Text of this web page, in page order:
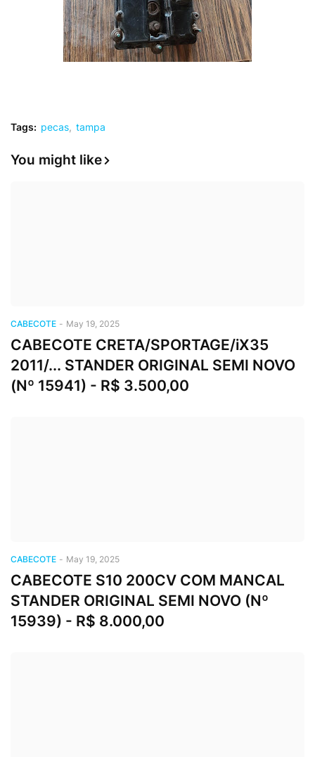
Tags: pecas tampa
You might like
CABECOTE - May 19, 2025
CABECOTE CRETA/SPORTAGE/iX35
2011/... STANDER ORIGINAL SEMI NOVO
(Nº 15941) - R$ 3.500,00
CABECOTE - May 19, 2025
CABECOTE S10 200CV COM MANCAL
STANDER ORIGINAL SEMI NOVO (Nº
15939) - R$ 8.000,00